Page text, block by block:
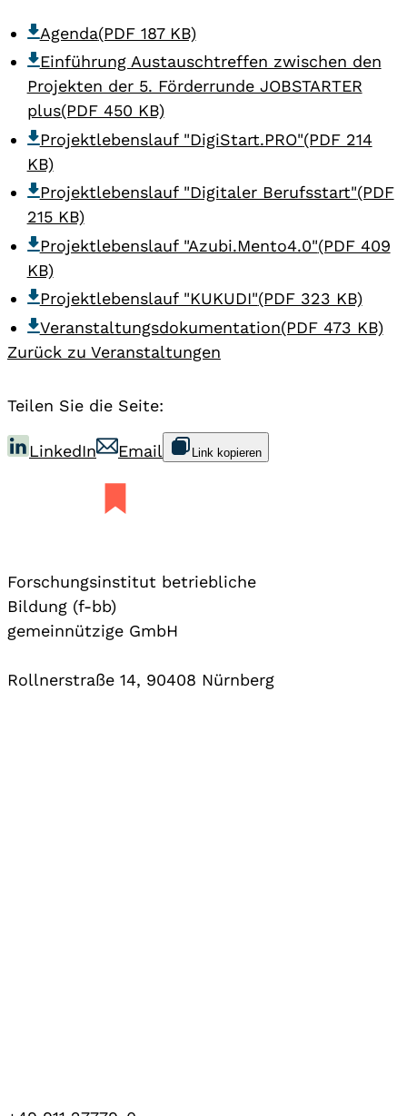
Agenda(PDF 187 KB)
Einführung Austauschtreffen zwischen den
Projekten der 5. Förderrunde JOBSTARTER
plus(PDF 450 KB)
Projektlebenslauf "DigiStart.PRO"(PDF 214
KB)
Projektlebenslauf "Digitaler Berufsstart"(PDF
215 KB)
Projektlebenslauf "Azubi.Mento4.0"(PDF 409
KB)
Projektlebenslauf "KUKUDI"(PDF 323 KB)
Veranstaltungsdokumentation(PDF 473 KB)
Zurück zu Veranstaltungen
Teilen Sie die Seite:
LinkedIn Email Link kopieren
Forschungsinstitut betriebliche
Bildung (f-bb)
gemeinnützige GmbH
Rollnerstraße 14, 90408 Nürnberg